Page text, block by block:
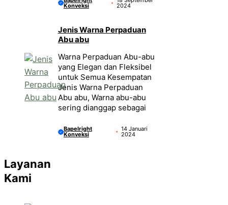
Konveksi 2024
Jenis Warna Perpaduan
Abu abu
Warna Perpaduan Abu-abu
yang Elegan dan Fleksibel
untuk Semua Kesempatan
Jenis Warna Perpaduan
Abu abu, Warna abu-abu
sering dianggap sebagai
Bapelright
Konveksi
14 Januari
2024
Layanan
Kami